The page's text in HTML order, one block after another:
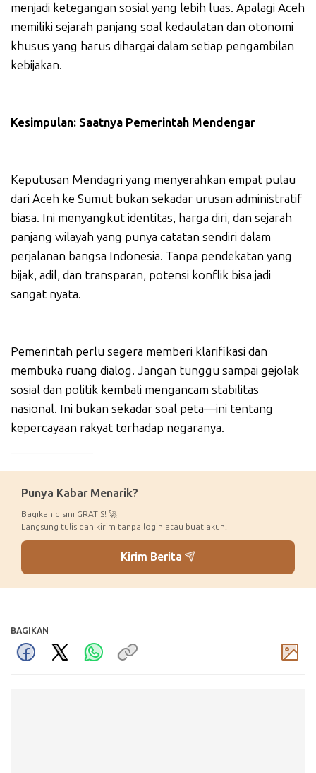
menjadi ketegangan sosial yang lebih luas. Apalagi Aceh
memiliki sejarah panjang soal kedaulatan dan otonomi
khusus yang harus dihargai dalam setiap pengambilan
kebijakan.
Kesimpulan: Saatnya Pemerintah Mendengar
Keputusan Mendagri yang menyerahkan empat pulau
dari Aceh ke Sumut bukan sekadar urusan administratif
biasa. Ini menyangkut identitas, harga diri, dan sejarah
panjang wilayah yang punya catatan sendiri dalam
perjalanan bangsa Indonesia. Tanpa pendekatan yang
bijak, adil, dan transparan, potensi konflik bisa jadi
sangat nyata.
Pemerintah perlu segera memberi klarifikasi dan
membuka ruang dialog. Jangan tunggu sampai gejolak
sosial dan politik kembali mengancam stabilitas
nasional. Ini bukan sekadar soal peta—ini tentang
kepercayaan rakyat terhadap negaranya.
Punya Kabar Menarik?
Bagikan disini GRATIS! 🚀
Langsung tulis dan kirim tanpa login atau buat akun.
Kirim Berita
BAGIKAN